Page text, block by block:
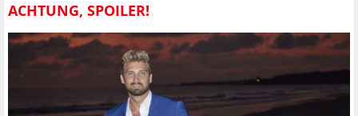
ACHTUNG, SPOILER!